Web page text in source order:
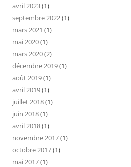
avril 2023(1)
septembre 2022(1)
mars 2021 (1)
mai 2020(1)
mars 2020(2)
décembre 2019(1)
août 2019(1)
avril 2019(1)
juillet 2018(1)
juin 2018(1)
avril 2018(1)
novembre 2017(1)
octobre 2017(1)
mai 2017(1)